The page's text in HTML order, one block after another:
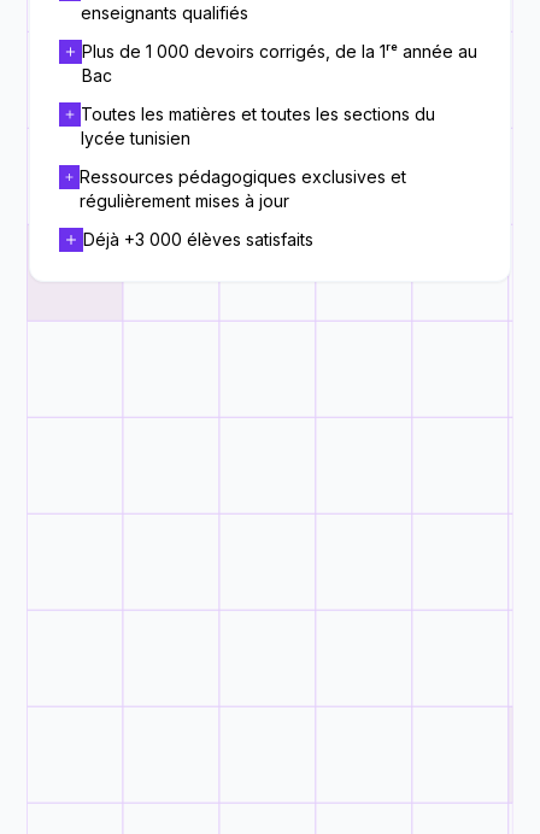
enseignants qualifiés
Plus de 1 000 devoirs corrigés, de la 1ʳᵉ année au
Bac
Toutes les matières et toutes les sections du
lycée tunisien
Ressources pédagogiques exclusives et
régulièrement mises à jour
Déjà +3 000 élèves satisfaits